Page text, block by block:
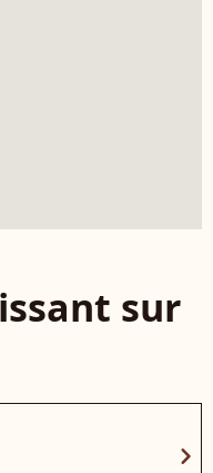
sur
chevron_right